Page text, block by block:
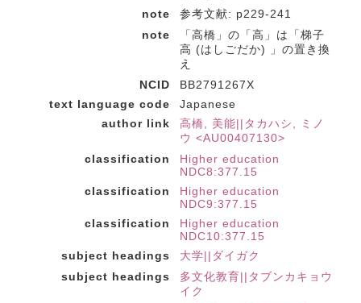
note
参考文献: p229-241
note
「高橋」の「高」は「梯子
高 (はしごだか) 」の置き換
え
NCID
BB2791267X
text language code
Japanese
author link
高橋, 美能||タカハシ, ミノ
ウ <AU00407130>
classification
Higher education
NDC8:377.15
classification
Higher education
NDC9:377.15
classification
Higher education
NDC10:377.15
subject headings
大学||ダイガク
subject headings
多文化教育||タブンカキョウ
イク